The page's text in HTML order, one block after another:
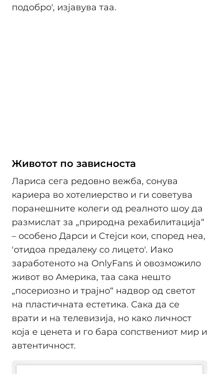
подобро', изјавува таа.
Животот по зависноста
Лариса сега редовно вежба, сонува
кариера во хотелиерство и ги советува
поранешните колеги од реалното шоу да
размислат за „природна рехабилитација“
– особено Дарси и Стејси кои, според неа,
'отидоа предалеку со лицето'. Иако
заработеното на OnlyFans ѝ овозможило
живот во Америка, таа сака нешто
„посериозно и трајно“ надвор од светот
на пластичната естетика. Сака да се
врати и на телевизија, но како личност
која е ценета и го бара сопствениот мир и
автентичност.